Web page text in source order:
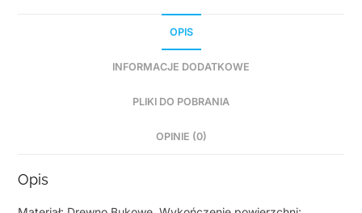
OPIS
INFORMACJE DODATKOWE
PLIKI DO POBRANIA
OPINIE (0)
Opis